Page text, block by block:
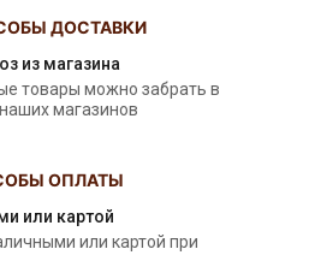
ДОСТАВКИ
из магазина
товары можно забрать в
магазинов
ОПЛАТЫ
или картой
или картой при